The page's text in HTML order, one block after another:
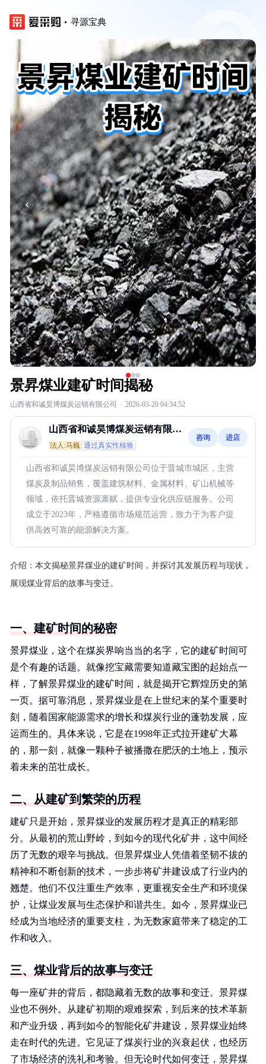
寻源宝典
‹ ›
景昇煤业建矿时间揭秘
山西省和诚昊博煤炭运销有限公司 · 2026-03-20 04:34:52
山西省和诚昊博煤炭运销有限公
司
法人:马巍 通过真实性核验
咨询 进店
山西省和诚昊博煤炭运销有限公司位于晋城市城区，主营
煤炭及制品销售，覆盖建筑材料、金属材料、矿山机械等
领域，依托晋城资源禀赋，提供专业化供应链服务。公司
成立于2023年，严格遵循市场规范运营，致力于为客户提
供高效可靠的能源解决方案。
介绍： 本文揭秘景昇煤业的建矿时间，并探讨其发展历程与现状，
展现煤业背后的故事与变迁。
一、建矿时间的秘密
景昇煤业，这个在煤炭界响当当的名字，它的建矿时间可
是个有趣的话题。就像挖宝藏需要知道藏宝图的起始点一
样，了解景昇煤业的建矿时间，就是揭开它辉煌历史的第
一页。据可靠消息，景昇煤业是在上世纪末的某个重要时
刻，随着国家能源需求的增长和煤炭行业的蓬勃发展，应
运而生的。具体来说，它是在1998年正式拉开建矿大幕
的，那一刻，就像一颗种子被播撒在肥沃的土地上，预示
着未来的茁壮成长。
二、从建矿到繁荣的历程
建矿只是开始，景昇煤业的发展历程才是真正的精彩部
分。从最初的荒山野岭，到如今的现代化矿井，这中间经
历了无数的艰辛与挑战。但景昇煤业人凭借着坚韧不拔的
精神和不断创新的技术，一步步将矿井建设成了行业内的
翘楚。他们不仅注重生产效率，更重视安全生产和环境保
护，让煤业发展与生态保护和谐共生。如今，景昇煤业已
经成为当地经济的重要支柱，为无数家庭带来了稳定的工
作和收入。
三、煤业背后的故事与变迁
每一座矿井的背后，都隐藏着无数的故事和变迁。景昇煤
业也不例外。从建矿初期的艰难探索，到后来的技术革新
和产业升级，再到如今的智能化矿井建设，景昇煤业始终
走在时代的先进。它见证了煤炭行业的兴衰起伏，也经历
了市场经济的洗礼和考验。但无论时代如何变迁，景昇煤